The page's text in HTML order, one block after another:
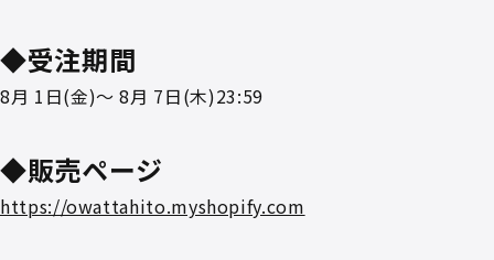
◆受注期間
8月 1日(金)〜 8月 7日(木)23:59
◆販売ページ
https://owattahito.myshopify.com